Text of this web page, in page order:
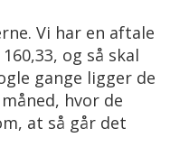
Vi har en aftale
og så skal
gange ligger de
hvor de
at så går det